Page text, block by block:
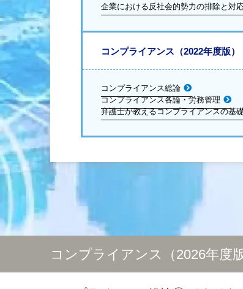
企業における反社会的勢力の排除と対
コンプライアンス（2022年度版）
コンプライアンス総論
コンプライアンス各論・労務管理
弁護士が教えるコンプライアンスの基
コンプライアンス（2026年度版